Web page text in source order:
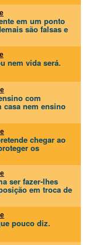
em um ponto
são falsas e
nem vida será.
com
casa nem ensino
chegar ao
os
ser fazer-lhes
em troca de
pouco diz.